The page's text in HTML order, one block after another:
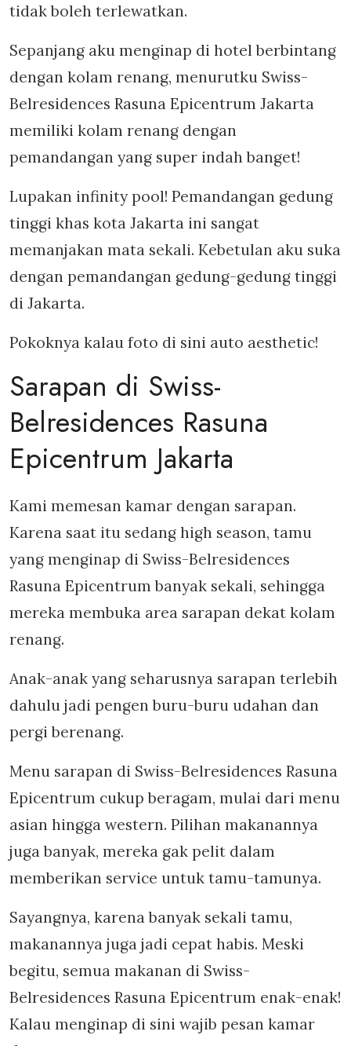
tidak boleh terlewatkan.
Sepanjang aku menginap di hotel berbintang
dengan kolam renang, menurutku Swiss-
Belresidences Rasuna Epicentrum Jakarta
memiliki kolam renang dengan
pemandangan yang super indah banget!
Lupakan infinity pool! Pemandangan gedung
tinggi khas kota Jakarta ini sangat
memanjakan mata sekali. Kebetulan aku suka
dengan pemandangan gedung-gedung tinggi
di Jakarta.
Pokoknya kalau foto di sini auto aesthetic!
Sarapan di Swiss-
Belresidences Rasuna
Epicentrum Jakarta
Kami memesan kamar dengan sarapan.
Karena saat itu sedang high season, tamu
yang menginap di Swiss-Belresidences
Rasuna Epicentrum banyak sekali, sehingga
mereka membuka area sarapan dekat kolam
renang.
Anak-anak yang seharusnya sarapan terlebih
dahulu jadi pengen buru-buru udahan dan
pergi berenang.
Menu sarapan di Swiss-Belresidences Rasuna
Epicentrum cukup beragam, mulai dari menu
asian hingga western. Pilihan makanannya
juga banyak, mereka gak pelit dalam
memberikan service untuk tamu-tamunya.
Sayangnya, karena banyak sekali tamu,
makanannya juga jadi cepat habis. Meski
begitu, semua makanan di Swiss-
Belresidences Rasuna Epicentrum enak-enak!
Kalau menginap di sini wajib pesan kamar